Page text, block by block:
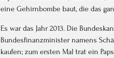
eine Gehirnbombe baut, die das
Es war das Jahr 2013. Die
Bundesfinanzminister namens
kaufen; zum ersten Mal trat ein